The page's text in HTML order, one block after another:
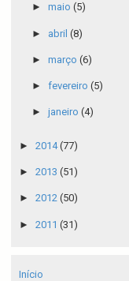
► maio (5)
► abril (8)
► março (6)
► fevereiro (5)
► janeiro (4)
► 2014(77)
► 2013 (51)
► 2012 (50)
► 2011 (31)
Início